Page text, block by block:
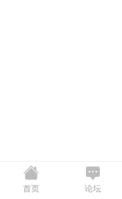
首页 论坛